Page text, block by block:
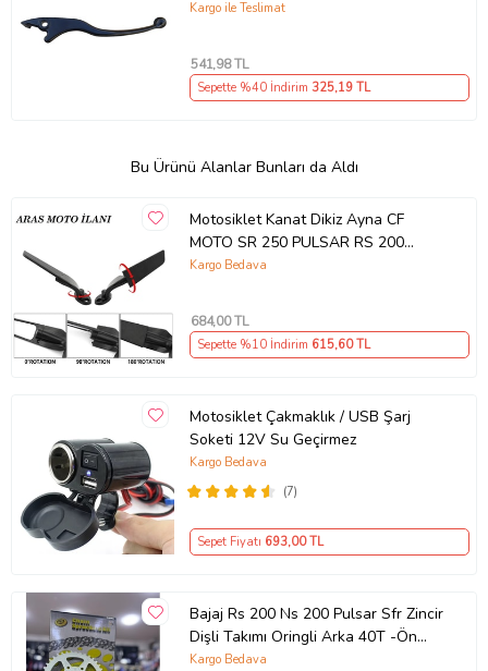
Kargo ile Teslimat
541,98 TL
Sepette %40 İndirim 325,19 TL
Bu Ürünü Alanlar Bunları da Aldı
Motosiklet Kanat Dikiz Ayna CF
MOTO SR 250 PULSAR RS 200
UYUMLU ARASMOTO (Siyah)
Kargo Bedava
684,00 TL
Sepette %10 İndirim 615,60 TL
Motosiklet Çakmaklık / USB Şarj
Soketi 12V Su Geçirmez
(7)
Kargo Bedava
Sepet Fiyatı 693,00 TL
Bajaj Rs 200 Ns 200 Pulsar Sfr Zincir
Dişli Takımı Oringli Arka 40T -Ön
14T 108 Bakla Supermto
Kargo Bedava